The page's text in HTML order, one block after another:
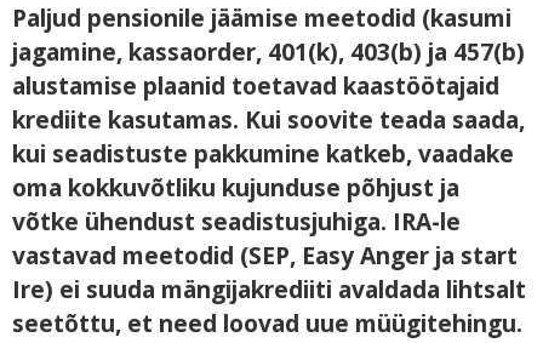
Paljud pensionile jäämise meetodid (kasumi
jagamine, kassaorder, 401(k), 403(b) ja 457(b)
alustamise plaanid toetavad kaastöötajaid
krediite kasutamas. Kui soovite teada saada,
kui seadistuste pakkumine katkeb, vaadake
oma kokkuvõtliku kujunduse põhjust ja
võtke ühendust seadistusjuhiga. IRA-le
vastavad meetodid (SEP, Easy Anger ja start
Ire) ei suuda mängijakrediiti avaldada lihtsalt
seetõttu, et need loovad uue müügitehingu.